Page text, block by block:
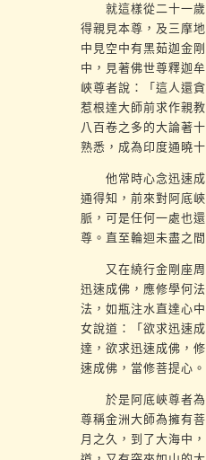
就這樣從二十一歲
得親見本尊，及三摩
中見空中有黑茹迦金
中，見著佛世尊釋迦
峽尊者說：「這人還
惹根達大師前求作親
八百卷之多的大論著
熟悉，成為印度通曉
他常時心念迅速成
通得知，前來對阿底
脈，可是任何一處也
尊。直至輪迴未盡之
又在繞行金剛座周
迅速成佛，應修學何
法，如瓶注水直達心
女說道：「欲求迅速
達，欲求迅速成佛，
速成佛，當修菩提心
於是阿底峽尊者為
尊稱金洲大師為擁有
月之久，到了大海中